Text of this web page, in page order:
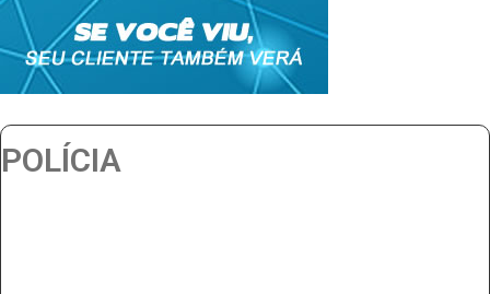
POLÍCIA